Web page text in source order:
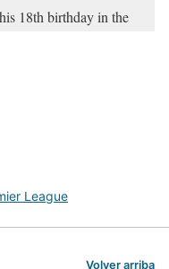
18th birthday in the
🇪🇨
League
Volver arriba